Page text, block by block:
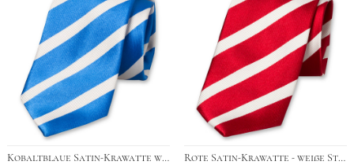
Kobaltblaue Satin-Krawatte weiße Streifen Rote Satin-Krawatte - weiße Streifen